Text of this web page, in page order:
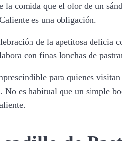
la comida que el olor de un
es una obligación.
de la apetitosa delicia
con finas lonchas de
para quienes
No es habitual que un simple